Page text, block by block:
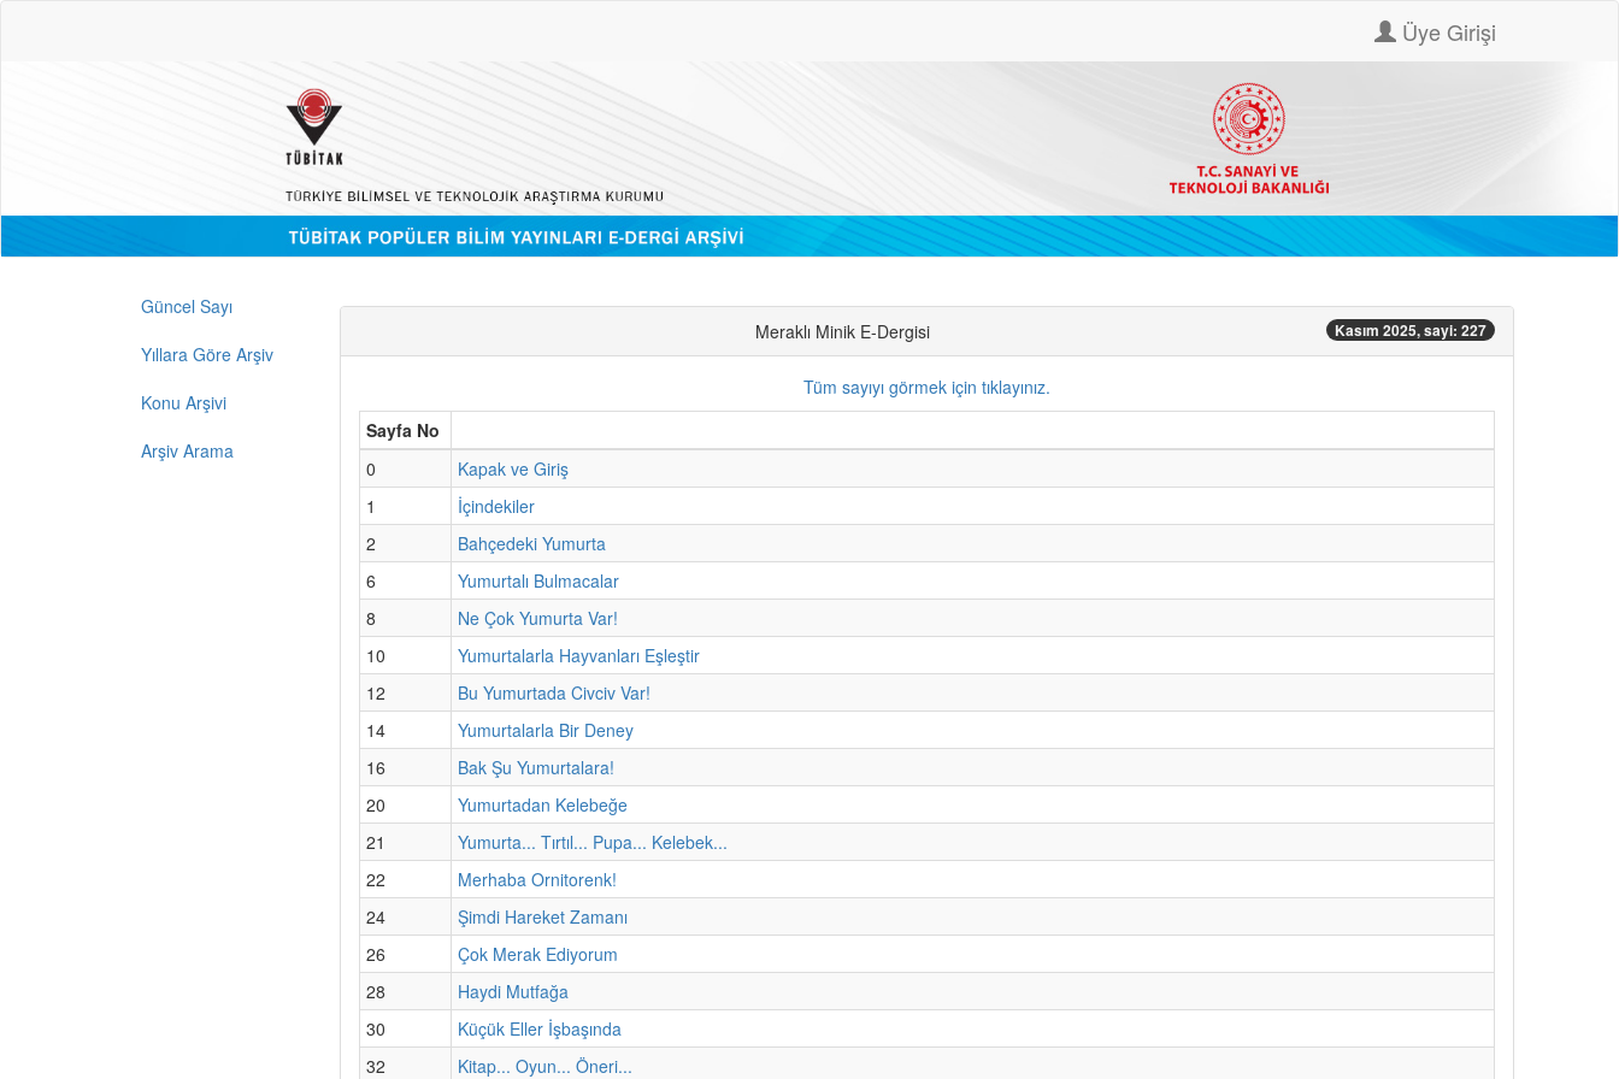
Üye Girişi
Güncel Sayı
Yıllara Göre Arşiv
Konu Arşivi
Arşiv Arama
Meraklı Minik E-Dergisi Kasım 2025, sayi: 227
Tüm sayıyı görmek için tıklayınız.
Sayfa No
0
Kapak ve Giriş
1
İçindekiler
2
Bahçedeki Yumurta
6
Yumurtalı Bulmacalar
8
Ne Çok Yumurta Var!
10
Yumurtalarla Hayvanları Eşleştir
12
Bu Yumurtada Civciv Var!
14
Yumurtalarla Bir Deney
16
Bak Şu Yumurtalara!
20
Yumurtadan Kelebeğe
21
Yumurta... Tırtıl... Pupa... Kelebek...
22
Merhaba Ornitorenk!
24
Şimdi Hareket Zamanı
26
Çok Merak Ediyorum
28
Haydi Mutfağa
30
Küçük Eller İşbaşında
32
Kitap... Oyun... Öneri...